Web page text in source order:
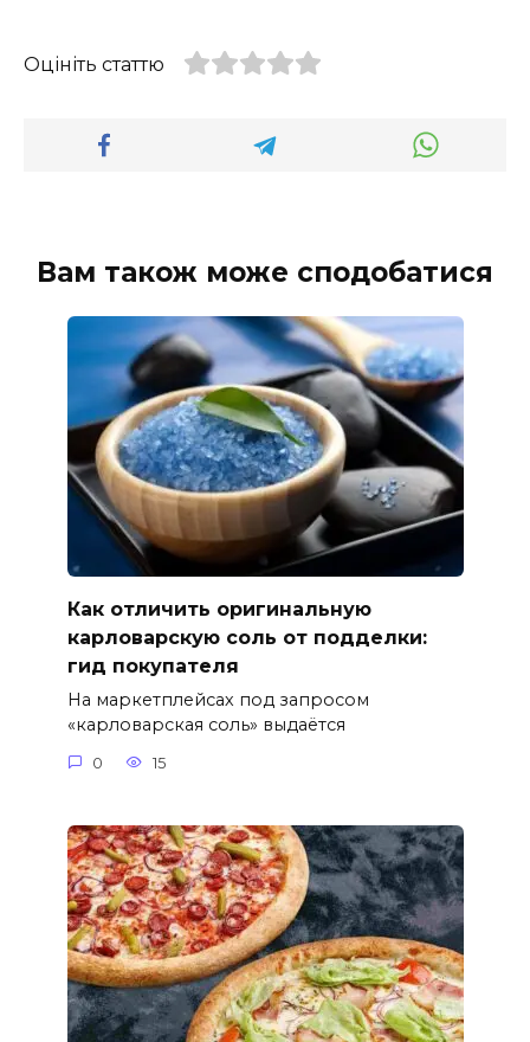
Оцініть статтю
Вам також може сподобатися
Как отличить оригинальную
карловарскую соль от подделки:
гид покупателя
На маркетплейсах под запросом
«карловарская соль» выдаётся
0 15